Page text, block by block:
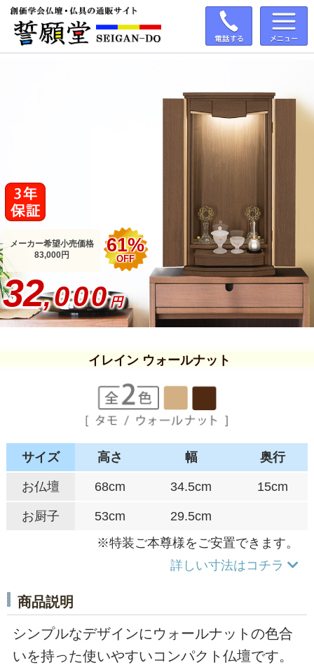
メーカー希望小売価格
83,000円
61%
OFF
32,000円
イレイン ウォールナット
サイズ 高さ 幅
奥行
お仏壇
68cm 34.5cm
15cm
お厨子
53cm 29.5cm
※特装ご本尊様をご安置できます。
詳しい寸法はコチラ
商品説明
シンプルなデザインにウォールナットの色合
いを持った使いやすいコンパクト仏壇です。